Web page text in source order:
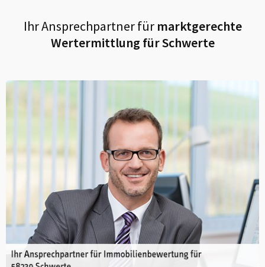
Ihr Ansprechpartner fürmarktgerechte
Wertermittlung fürSchwerte